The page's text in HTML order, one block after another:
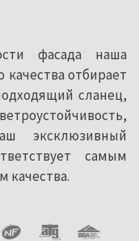
фасада наша
отбирает
сланец,
эксклюзивный
самым
качества.